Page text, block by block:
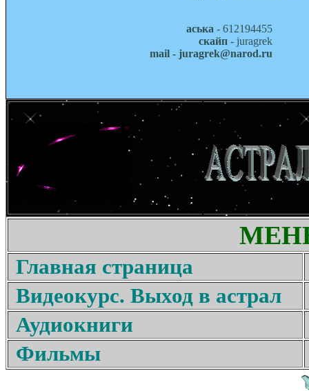
аська - 612194455
скайп - juragrek
mail - juragrek@narod.ru
Главная страница
Видеокурс. Выход в астрал
Аудиокниги
Фильмы